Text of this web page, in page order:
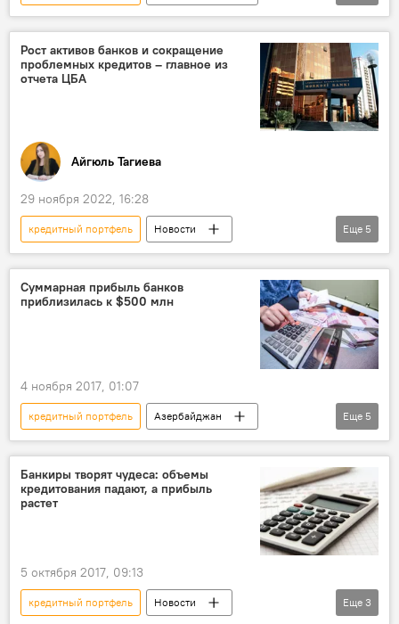
Азербайджан
банковский сектор
обязательства
Чистая прибыль
Рост активов банков и сокращение
проблемных кредитов – главное из
отчета ЦБА
Айгюль Тагиева
29 ноября 2022, 16:28
кредитный портфель
Новости
Центробанк Азербайджана
отчет
Чистая прибыль
доходы
ипотечные кредиты
Еще 5
Суммарная прибыль банков
приблизилась к $500 млн
4 ноября 2017, 01:07
кредитный портфель
Азербайджан
Новости
Экономика
Палата по контролю над финансовыми рынками
кредиты
прибыль
Еще 5
Банкиры творят чудеса: объемы
кредитования падают, а прибыль
растет
5 октября 2017, 09:13
кредитный портфель
Новости
Еще 3